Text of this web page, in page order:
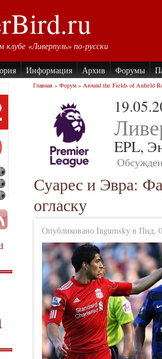
«Ливерпуль» по-русски
Информация Архив Форумы
Главная » Форум » Around the Fields of Anfield
EPL,
Суарес и Эвра:
огласку
Опубликовано Ingumsky в Пнд,